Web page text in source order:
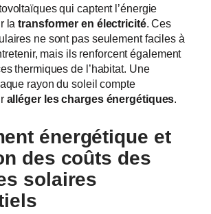
qui captent l’énergie
latransformer en électricité. Ces
ne sont pas seulement faciles à
mais ils renforcent également
thermiques de l’habitat. Une
rayon du soleil compte
alléger les charges énergétiques.
énergétique et
des coûts des
solaires